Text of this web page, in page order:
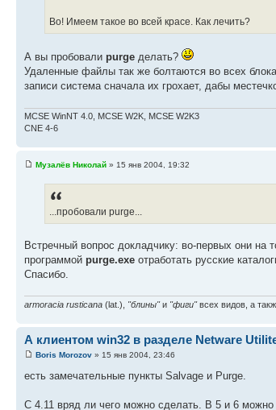
Во! Имеем такое во всей красе. Как лечить?
А вы пробовали purge делать?
Удаленные файлы так же болтаются во всех
записи система сначала их грохает, дабы
MCSE WinNT 4.0, MCSE W2K, MCSE W2K3
CNE 4-6
Музалёв Николай » 15 янв 2004, 19:32
...пробовали purge...
Встречный вопрос докладчику: во-первых они на
программой purge.exe отработать русские
Спасибо.
armoracia rusticana (lat.), "блины"и "фиги"всех видов, а
А клиентом win32 в разделе Netware
Boris Morozov » 15 янв 2004, 23:46
есть замечательные пункты Salvage и Purge.
С 4.11 вряд ли чего можно сделать. В 5 и 6 можно